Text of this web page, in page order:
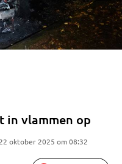
in vlammen op
oktober 2025 om 08:32